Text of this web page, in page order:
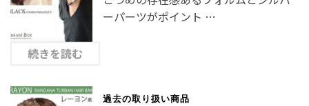
ーパーツがポイント …
続きを読む
過去の取り扱い商品